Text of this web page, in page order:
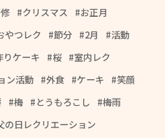
クリスマス
お正月
やつレク 節分 2月
活動
りケーキ 桜
室内レク
ン活動 外食 ケーキ
笑顔
梅 とうもろこし
梅雨
の日レクリエーション